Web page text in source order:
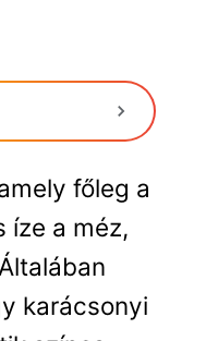
főleg a
íze a méz,
karácsonyi